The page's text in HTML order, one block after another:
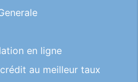
en ligne
au meilleur taux